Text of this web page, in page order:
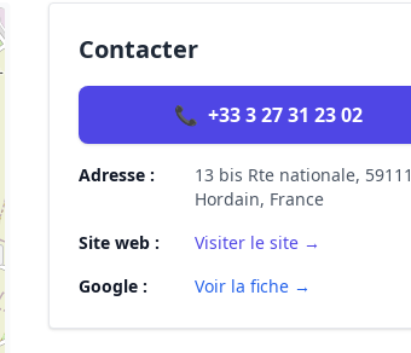
Contacter
📞 +33 3 27 31 23 02
Adresse :
13 bis Rte nationale, 59111
Hordain, France
Site web :
Visiter le site →
Google :
Voir la fiche →